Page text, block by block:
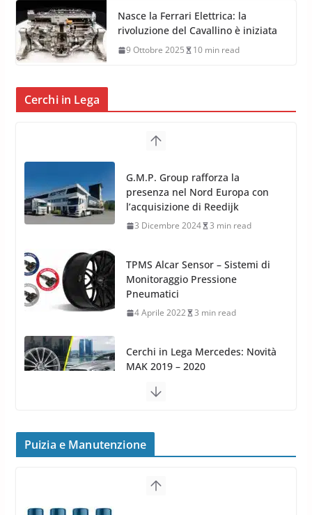
Nasce la Ferrari Elettrica: la
rivoluzione del Cavallino è iniziata
9 Ottobre 2025 10 min read
Cerchi in Lega
TPMS Alcar Sensor – Sistemi di
Monitoraggio Pressione
Pneumatici
4 Aprile 2022 3 min read
Cerchi in Lega Mercedes: Novità
MAK 2019 – 2020
16 Settembre 2019
MAK FIVESTAR (2019)
24 Luglio 2019 1 min read
8 Aprile 2026 7 min read
Puizia e Manutenzione